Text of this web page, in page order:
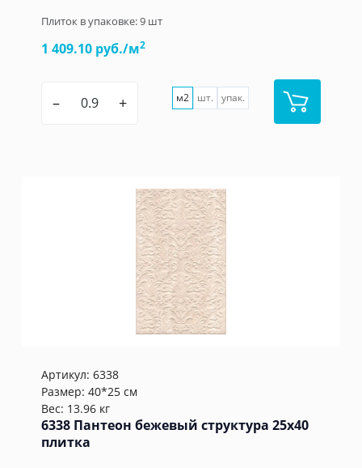
Плиток в упаковке:9 шт
1 409.10 руб./м2
– + м2 шт. упак.
Артикул: 6338
Размер: 40*25 см
Вес: 13.96 кг
6338 Пантеон бежевый структура 25x40
плитка